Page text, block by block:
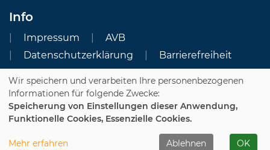
Info
Impressum
AVB
Datenschutzerklärung
Barrierefreiheit
Cookie Einstellungen
Dozenten-Login
Wir speichern und verarbeiten Ihre personenbezogenen
Informationen für folgende Zwecke:
Speicherung von Einstellungen dieser Anwendung,
Funktionelle Cookies, Essenzielle Cookies.
Mehr erfahren Ablehnen OK